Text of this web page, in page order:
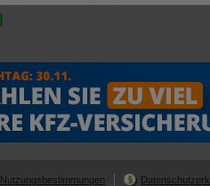
Nutzungsbestimmungen